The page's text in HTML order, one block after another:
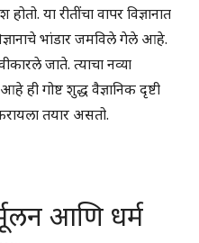
या रीतींचा वापर विज्ञानात
भांडार जमविले गेले आहे.
जाते. त्याचा नव्या
गोष्ट शुद्ध वैज्ञानिक दृष्टी
तयार असतो.
आणि धर्म